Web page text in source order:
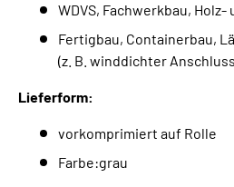
WDVS, Fachwerkbau, Holz-
Fertigbau, Containerbau,
(z. B. winddichter
Lieferform:
vorkomprimiert auf Rolle
Farbe:grau